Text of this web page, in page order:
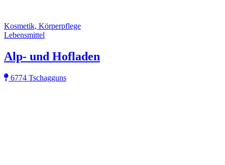
Kosmetik, Körperpflege
Lebensmittel
Alp- und Hofladen
6774 Tschagguns